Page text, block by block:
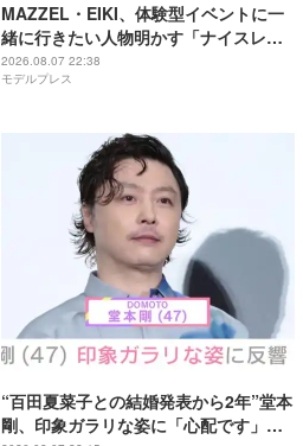
MAZZEL・EIKI、体験型イベントに一
緒に行きたい人物明かす「ナイスレシ
ーブするまで終わらない」
2026.08.07 22:38
モデルプレス
“百田夏菜子との結婚発表から2年”堂本
剛、印象ガラリな姿に「心配です」